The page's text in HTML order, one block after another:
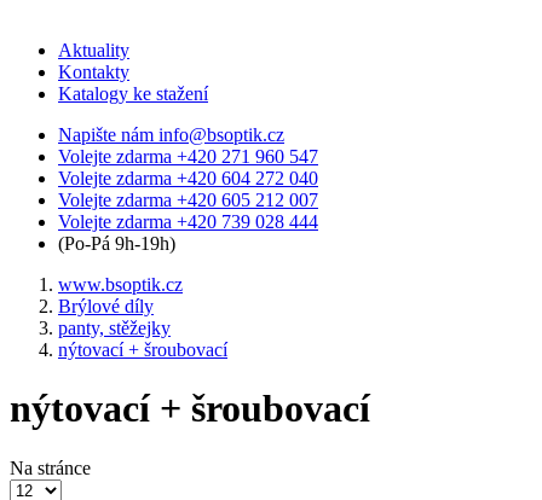
Aktuality
Kontakty
Katalogy ke stažení
Napište nám info@bsoptik.cz
Volejte zdarma +420 271 960 547
Volejte zdarma +420 604 272 040
Volejte zdarma +420 605 212 007
Volejte zdarma +420 739 028 444
(Po-Pá 9h-19h)
www.bsoptik.cz
Brýlové díly
panty, stěžejky
nýtovací + šroubovací
nýtovací + šroubovací
Na stránce